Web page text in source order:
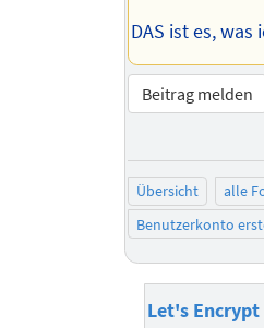
DAS ist es,
Beitrag melden
Übersicht alle
Benutzerkonto
Let's